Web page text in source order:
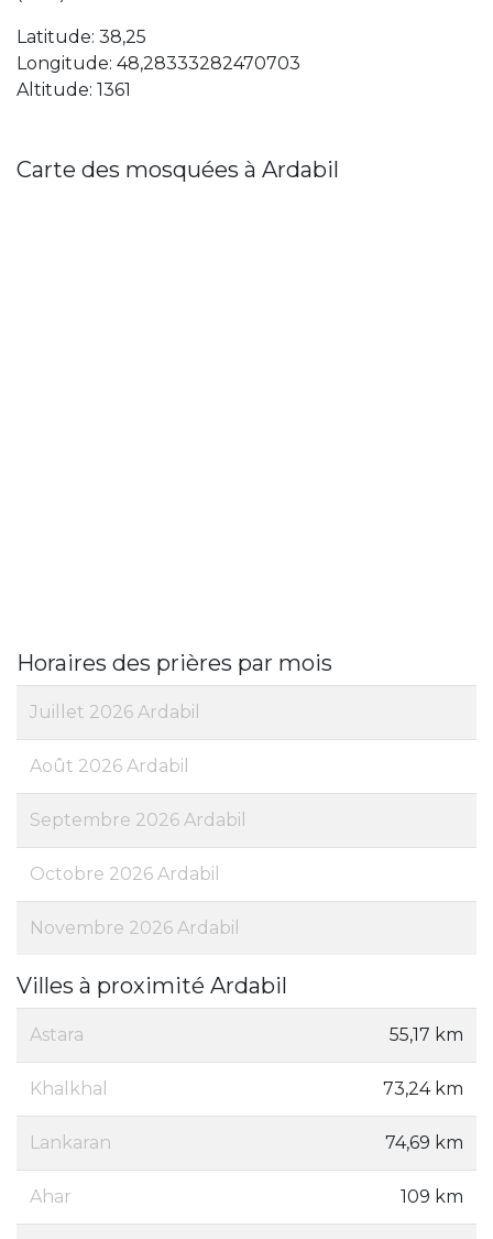
Latitude: 38,25
Longitude: 48,28333282470703
Altitude: 1361
Carte des mosquées à Ardabil
Horaires des prières par mois
Juillet 2026 Ardabil
Août 2026 Ardabil
Septembre 2026 Ardabil
Octobre 2026 Ardabil
Novembre 2026 Ardabil
Villes à proximité Ardabil
Astara 55,17 km
Khalkhal 73,24 km
Lankaran 74,69 km
Ahar 109 km